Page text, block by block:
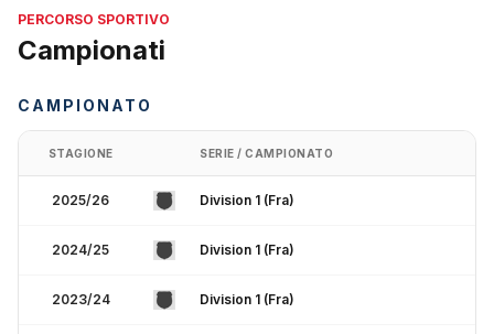
PERCORSO SPORTIVO
Campionati
CAMPIONATO
STAGIONE SERIE / CAMPIONATO
2025/26 Division 1 (Fra)
2024/25 Division 1 (Fra)
2023/24 Division 1 (Fra)